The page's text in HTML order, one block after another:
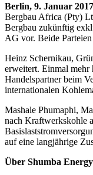
Berlin, 9. Januar
Bergbau Africa (Pty)
Bergbau zukünftig
AG vor. Beide
Heinz Schernikau,
erweitert. Einmal mehr
Handelspartner beim
internationalen
Mashale Phumaphi,
nach Kraftwerkskohle
auf eine langjährige
Über Shumba Energy